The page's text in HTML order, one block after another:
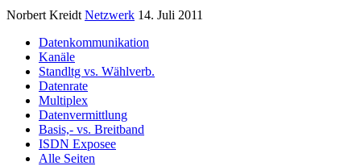
Norbert Kreidt Netzwerk 14. Juli 2011
Datenkommunikation
Kanäle
Standltg vs. Wählverb.
Datenrate
Multiplex
Datenvermittlung
Basis,- vs. Breitband
ISDN Exposee
Alle Seiten